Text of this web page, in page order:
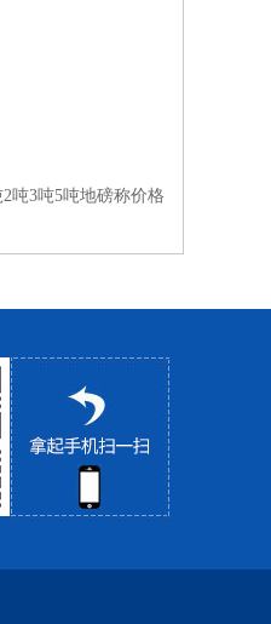
吨3吨5吨地磅称价格